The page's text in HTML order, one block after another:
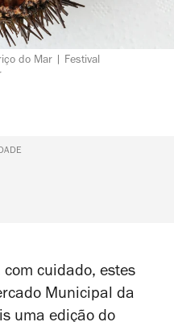
do Mar | Festival
cuidado, estes
Municipal da
uma edição do